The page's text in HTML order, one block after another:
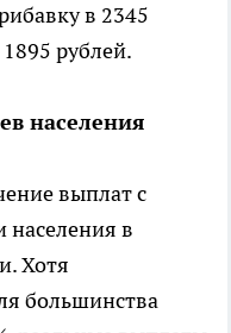
в 2345
рублей.
населения
выплат с
в
Хотя
большинства